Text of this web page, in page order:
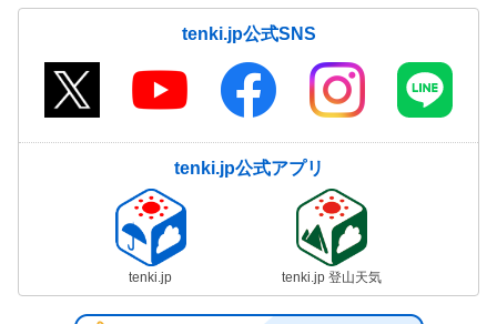
tenki.jp公式SNS
tenki.jp公式アプリ
tenki.jp tenki.jp 登山天気